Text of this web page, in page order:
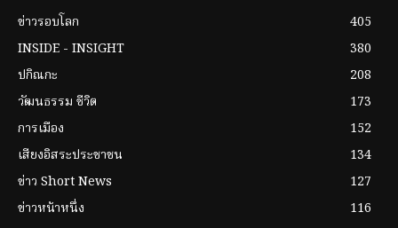
ข่าวรอบโลก
405
INSIDE - INSIGHT
380
ปกิณกะ
208
วัฒนธรรม ชีวิต
173
การเมือง
152
เสียงอิสระประชาชน
134
ข่าว Short News
127
ข่าวหน้าหนึ่ง
116